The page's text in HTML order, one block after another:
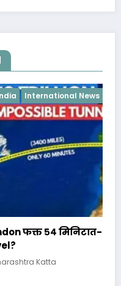
News
मिनिटात- Future of